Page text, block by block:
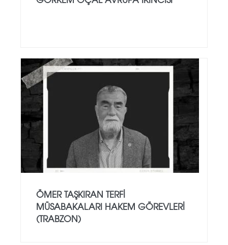
ÖMER TAŞKIRAN TERFI
MÜSABAKALARI HAKEM GÖREVLERI
(TRABZON)